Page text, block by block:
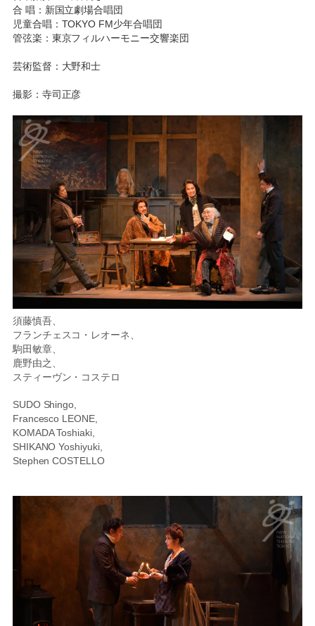
合 唱：新国立劇場合唱団
児童合唱：TOKYO FM少年合唱団
管弦楽：東京フィルハーモニー交響楽団
芸術監督：大野和士
撮影：寺司正彦
須藤慎吾、
フランチェスコ・レオーネ、
駒田敏章、
鹿野由之、
スティーヴン・コステロ
SUDO Shingo,
Francesco LEONE,
KOMADA Toshiaki,
SHIKANO Yoshiyuki,
Stephen COSTELLO